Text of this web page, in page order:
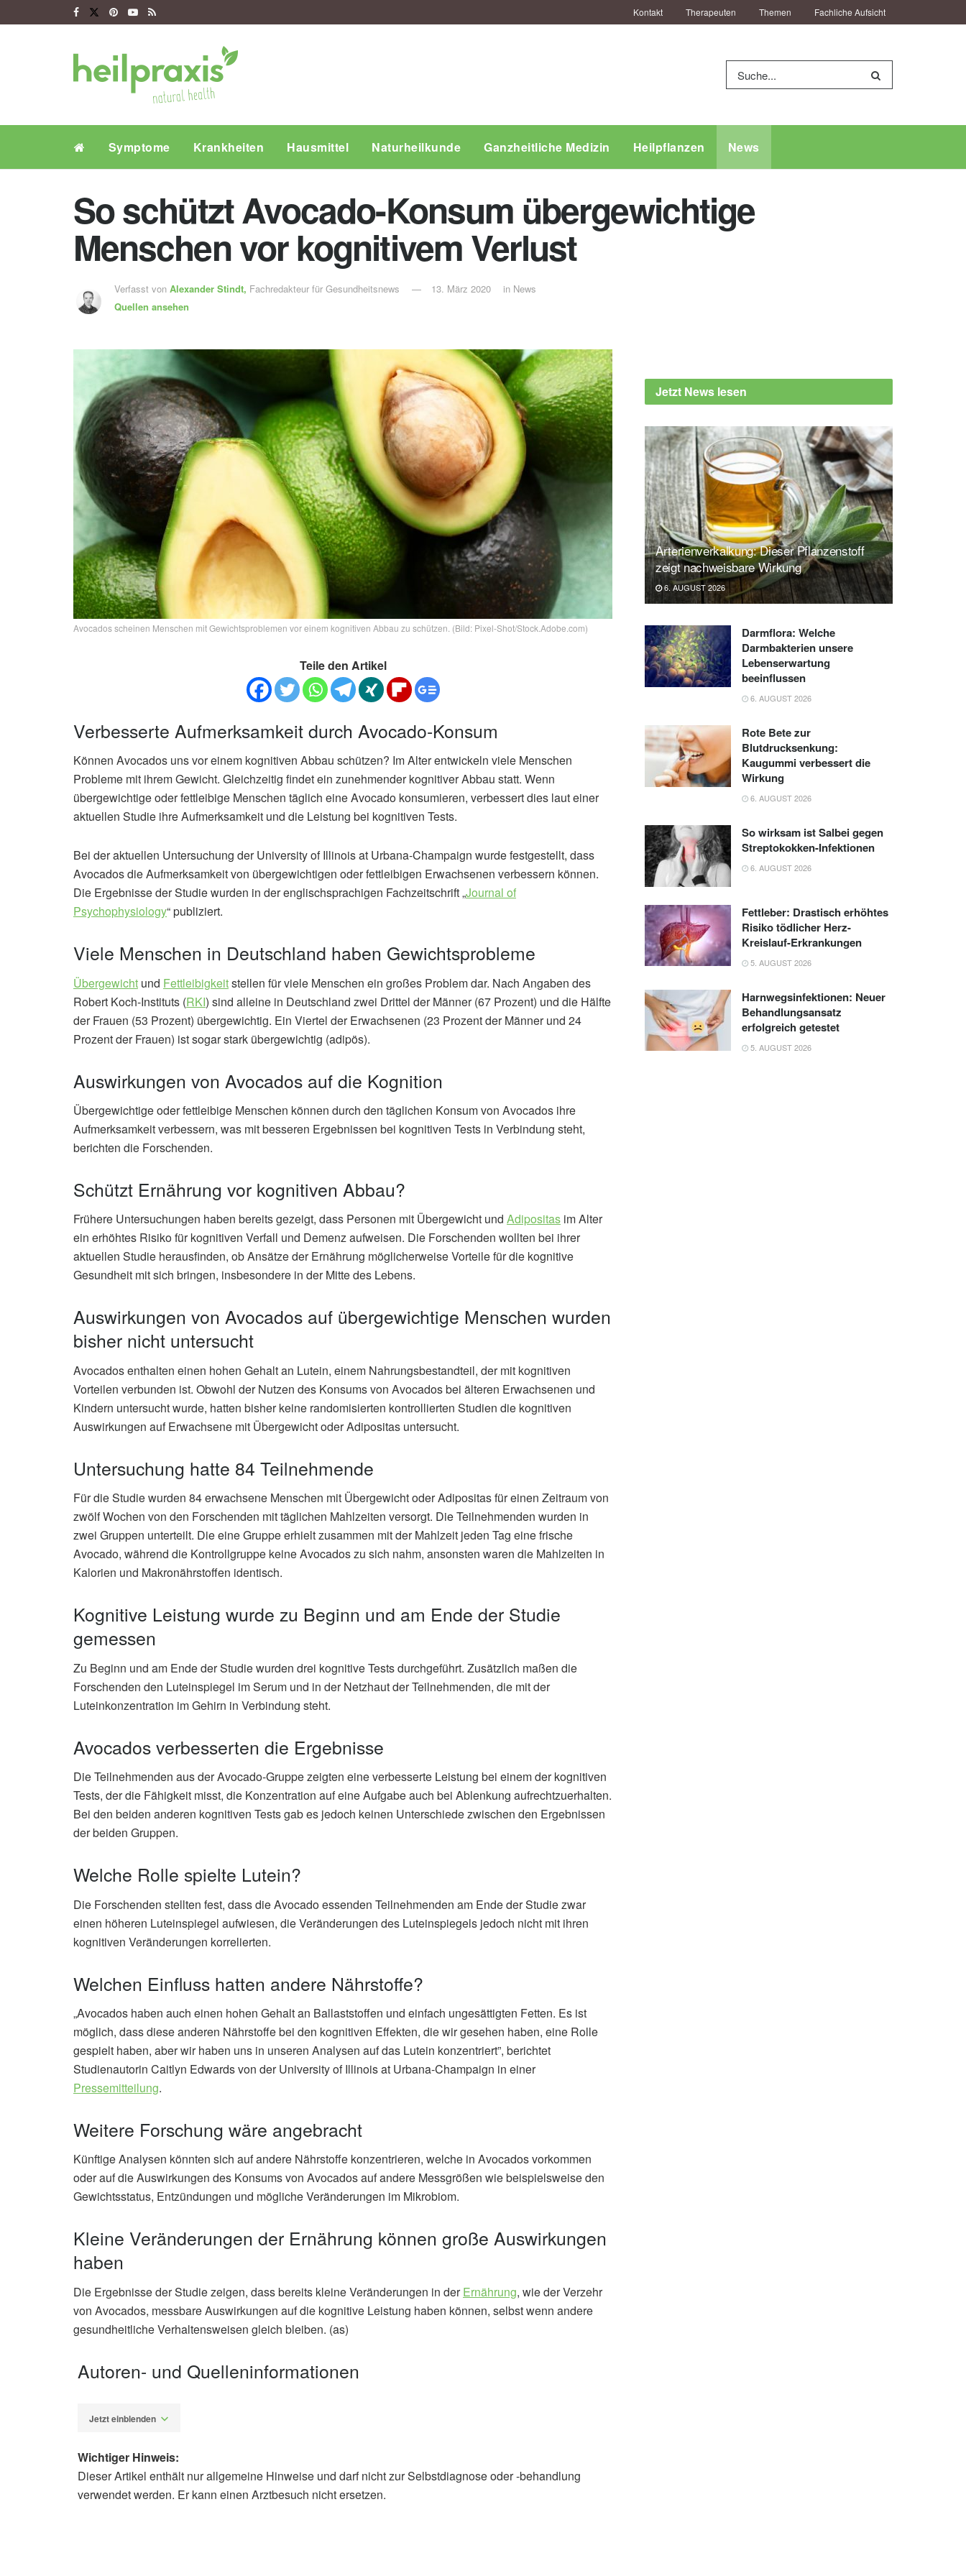
Kontakt Therapeuten Themen Fachliche Aufsicht
Symptome Krankheiten Hausmittel Naturheilkunde Ganzheitliche Medizin Heilpflanzen News
So schützt Avocado-Konsum übergewichtige
Menschen vor kognitivem Verlust
Verfasst von Alexander Stindt, Fachredakteur für Gesundheitsnews
Quellen ansehen
13. März 2020 in News
Avocados scheinen Menschen mit Gewichtsproblemen vor einem kognitiven Abbau zu schützen. (Bild: Pixel-Shot/Stock.Adobe.com)
Teile den Artikel
Verbesserte Aufmerksamkeit durch Avocado-Konsum
Können Avocados uns vor einem kognitiven Abbau schützen? Im Alter entwickeln viele Menschen
Probleme mit ihrem Gewicht. Gleichzeitig findet ein zunehmender kognitiver Abbau statt. Wenn
übergewichtige oder fettleibige Menschen täglich eine Avocado konsumieren, verbessert dies laut einer
aktuellen Studie ihre Aufmerksamkeit und die Leistung bei kognitiven Tests.
Bei der aktuellen Untersuchung der University of Illinois at Urbana-Champaign wurde festgestellt, dass
Avocados die Aufmerksamkeit von übergewichtigen oder fettleibigen Erwachsenen verbessern können.
Die Ergebnisse der Studie wurden in der englischsprachigen Fachzeitschrift „Journal of
Psychophysiology“ publiziert.
Viele Menschen in Deutschland haben Gewichtsprobleme
Übergewicht und Fettleibigkeitstellen für viele Menschen ein großes Problem dar. Nach Angaben des
Robert Koch-Instituts (RKI) sind alleine in Deutschland zwei Drittel der Männer (67 Prozent) und die Hälfte
der Frauen (53 Prozent) übergewichtig. Ein Viertel der Erwachsenen (23 Prozent der Männer und 24
Prozent der Frauen) ist sogar stark übergewichtig (adipös).
Auswirkungen von Avocados auf die Kognition
Übergewichtige oder fettleibige Menschen können durch den täglichen Konsum von Avocados ihre
Aufmerksamkeit verbessern, was mit besseren Ergebnissen bei kognitiven Tests in Verbindung steht,
berichten die Forschenden.
Schützt Ernährung vor kognitiven Abbau?
Frühere Untersuchungen haben bereits gezeigt, dass Personen mit Übergewicht und Adipositas im Alter
ein erhöhtes Risiko für kognitiven Verfall und Demenz aufweisen. Die Forschenden wollten bei ihrer
aktuellen Studie herausfinden, ob Ansätze der Ernährung möglicherweise Vorteile für die kognitive
Gesundheit mit sich bringen, insbesondere in der Mitte des Lebens.
Auswirkungen von Avocados auf übergewichtige Menschen wurden
bisher nicht untersucht
Avocados enthalten einen hohen Gehalt an Lutein, einem Nahrungsbestandteil, der mit kognitiven
Vorteilen verbunden ist. Obwohl der Nutzen des Konsums von Avocados bei älteren Erwachsenen und
Kindern untersucht wurde, hatten bisher keine randomisierten kontrollierten Studien die kognitiven
Auswirkungen auf Erwachsene mit Übergewicht oder Adipositas untersucht.
Untersuchung hatte 84 Teilnehmende
Für die Studie wurden 84 erwachsene Menschen mit Übergewicht oder Adipositas für einen Zeitraum von
zwölf Wochen von den Forschenden mit täglichen Mahlzeiten versorgt. Die Teilnehmenden wurden in
zwei Gruppen unterteilt. Die eine Gruppe erhielt zusammen mit der Mahlzeit jeden Tag eine frische
Avocado, während die Kontrollgruppe keine Avocados zu sich nahm, ansonsten waren die Mahlzeiten in
Kalorien und Makronährstoffen identisch.
Kognitive Leistung wurde zu Beginn und am Ende der Studie
gemessen
Zu Beginn und am Ende der Studie wurden drei kognitive Tests durchgeführt. Zusätzlich maßen die
Forschenden den Luteinspiegel im Serum und in der Netzhaut der Teilnehmenden, die mit der
Luteinkonzentration im Gehirn in Verbindung steht.
Avocados verbesserten die Ergebnisse
Die Teilnehmenden aus der Avocado-Gruppe zeigten eine verbesserte Leistung bei einem der kognitiven
Tests, der die Fähigkeit misst, die Konzentration auf eine Aufgabe auch bei Ablenkung aufrechtzuerhalten.
Bei den beiden anderen kognitiven Tests gab es jedoch keinen Unterschiede zwischen den Ergebnissen
der beiden Gruppen.
Welche Rolle spielte Lutein?
Die Forschenden stellten fest, dass die Avocado essenden Teilnehmenden am Ende der Studie zwar
einen höheren Luteinspiegel aufwiesen, die Veränderungen des Luteinspiegels jedoch nicht mit ihren
kognitiven Veränderungen korrelierten.
Welchen Einfluss hatten andere Nährstoffe?
„Avocados haben auch einen hohen Gehalt an Ballaststoffen und einfach ungesättigten Fetten. Es ist
möglich, dass diese anderen Nährstoffe bei den kognitiven Effekten, die wir gesehen haben, eine Rolle
gespielt haben, aber wir haben uns in unseren Analysen auf das Lutein konzentriert”, berichtet
Studienautorin Caitlyn Edwards von der University of Illinois at Urbana-Champaign in einer
Pressemitteilung.
Weitere Forschung wäre angebracht
Künftige Analysen könnten sich auf andere Nährstoffe konzentrieren, welche in Avocados vorkommen
oder auf die Auswirkungen des Konsums von Avocados auf andere Messgrößen wie beispielsweise den
Gewichtsstatus, Entzündungen und mögliche Veränderungen im Mikrobiom.
Kleine Veränderungen der Ernährung können große Auswirkungen
haben
Die Ergebnisse der Studie zeigen, dass bereits kleine Veränderungen in derErnährung, wie der Verzehr
von Avocados, messbare Auswirkungen auf die kognitive Leistung haben können, selbst wenn andere
gesundheitliche Verhaltensweisen gleich bleiben. (as)
Autoren- und Quelleninformationen
Jetzt einblenden
Alexander Stindt
Wichtiger Hinweis:
Dieser Artikel enthält nur allgemeine Hinweise und darf nicht zur Selbstdiagnose oder -behandlung
verwendet werden. Er kann einen Arztbesuch nicht ersetzen.
Jetzt News lesen
Arterienverkalkung: Dieser Pflanzenstoff
zeigt nachweisbare Wirkung
6. AUGUST 2026
Darmflora: Welche
Darmbakterien unsere
Lebenserwartung
beeinflussen
6. AUGUST 2026
Rote Bete zur
Blutdrucksenkung:
Kaugummi verbessert die
Wirkung
6. AUGUST 2026
So wirksam ist Salbei gegen
Streptokokken-Infektionen
6. AUGUST 2026
Fettleber: Drastisch erhöhtes
Risiko tödlicher Herz-
Kreislauf-Erkrankungen
5. AUGUST 2026
Harnwegsinfektionen: Neuer
Behandlungsansatz
erfolgreich getestet
5. AUGUST 2026